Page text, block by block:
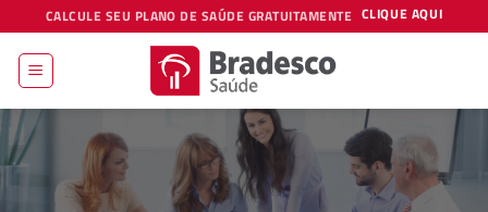
to
content
CALCULE SEU PLANO DE SAÚDE GRATUITAMENTE CLIQUE AQUI